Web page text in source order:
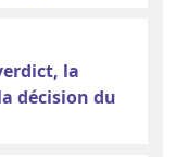
la
décision du